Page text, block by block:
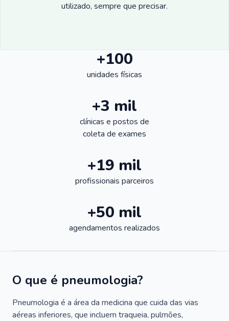
utilizado, sempre que precisar.
+100
unidades físicas
+3 mil
clínicas e postos de
coleta de exames
+19 mil
profissionais parceiros
+50 mil
agendamentos realizados
O que é pneumologia?
Pneumologia é a área da medicina que cuida das vias
aéreas inferiores, que incluem traqueia, pulmões,